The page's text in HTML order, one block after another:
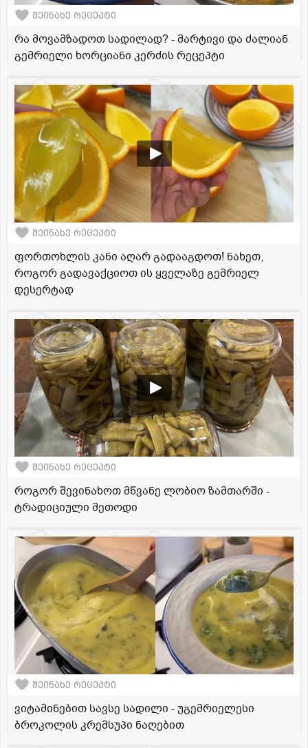
შეინახე რეცეპტი
რა მოვამზადოთ სადილად? - მარტივი და ძალიან
გემრიელი ხორციანი კერძის რეცეპტი
შეინახე რეცეპტი
ფორთოხლის კანი აღარ გადააგდოთ! ნახეთ,
როგორ გადავაქციოთ ის ყველაზე გემრიელ
დესერტად
შეინახე რეცეპტი
როგორ შევინახოთ მწვანე ლობიო ზამთარში -
ტრადიციული მეთოდი
შეინახე რეცეპტი
ვიტამინებით სავსე სადილი - უგემრიელესი
ბროკოლის კრემსუპი ნაღებით